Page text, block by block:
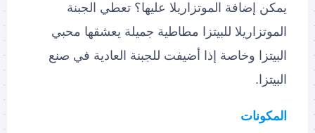
يمكن إضافة الموتزاريلا عليها؟ تعطي الجبنة
الموتزاريلا للبيتزا مطاطية جميلة يعشقها محبي
البيتزا وخاصة إذا أضيفت للجبنة العادية في صنع
البيتزا.
المكونات